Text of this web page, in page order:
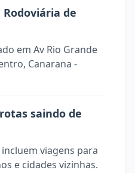
de
em Av Rio Grande
Canarana -
saindo de
viagens para
e cidades vizinhas.